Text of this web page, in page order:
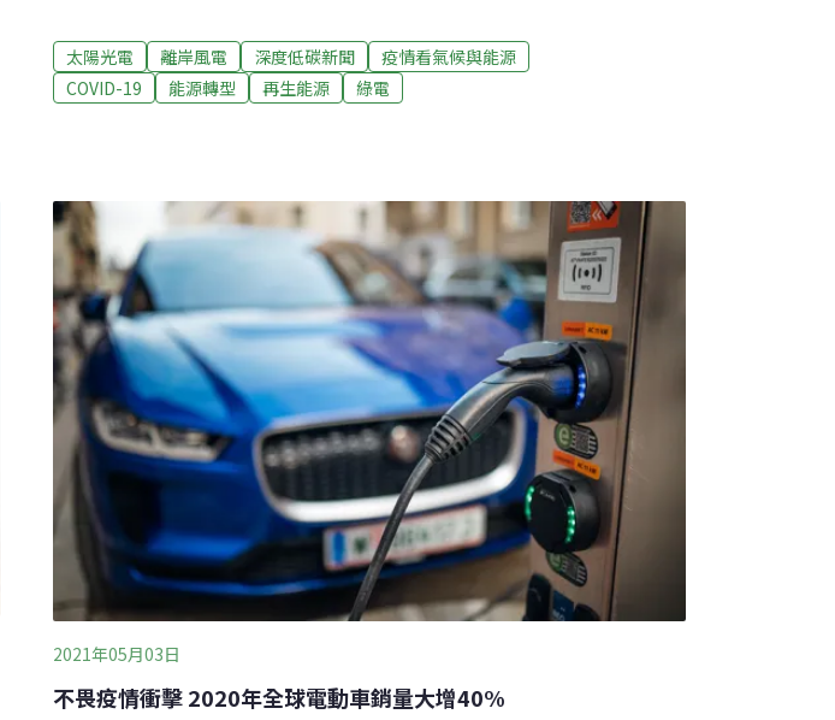
格。不過，經濟部強調，隨著經驗累積，估計2023年的離岸風場可如期完
工，2025年的再生能源目標仍不變。原訂今年三座風場完成併聯 海能風場
376MW延宕到明年併網為推動能源轉型，讓我國再生能源占整體電力的
未完成，離岸風電年度目標預料將跳票。經濟部能源局解釋，考量東北季
風影響，台灣海峽的冬季海況不佳，每年約僅有半年時間
太陽光電 離岸風電 深度低碳新聞
疫情看氣候與能源
COVID-19
能源轉型 再生能源 綠電
2021年05月03日
不畏疫情衝擊 2020年全球電動車銷量大增40%